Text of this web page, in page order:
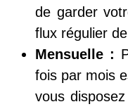
de garder
flux régulier
Mensuelle :
fois par mois
vous